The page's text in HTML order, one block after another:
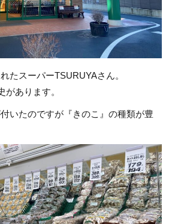
たスーパーTSURUYAさん。
があります。
いたのですが『きのこ』の種類が豊